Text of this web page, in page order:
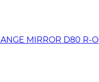
MIRROR D80 R-O